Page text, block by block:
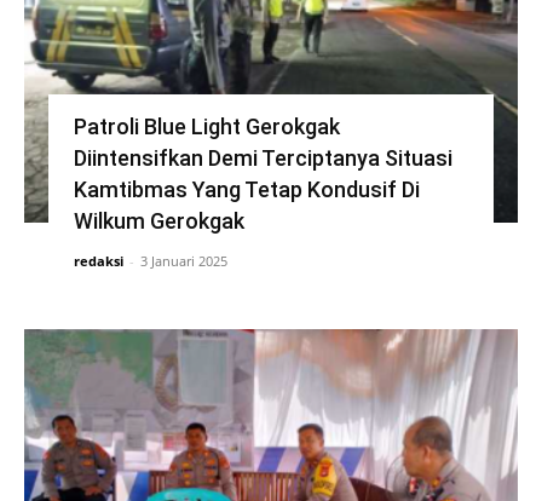
Patroli Blue Light Gerokgak
Diintensifkan Demi Terciptanya Situasi
Kamtibmas Yang Tetap Kondusif Di
Wilkum Gerokgak
redaksi - 3 Januari 2025